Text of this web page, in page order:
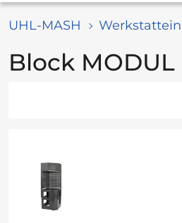
UHL-MASH
Block